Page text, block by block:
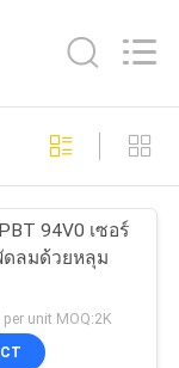
ม
81
94V0 เซอร์
ดลมด้วยหลุม
per unit MOQ:2K